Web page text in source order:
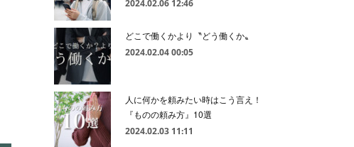
2024.02.06 12:46
どこで働くかより〝どう働くか〟
2024.02.04 00:05
人に何かを頼みたい時はこう言え！
『ものの頼み方』10選
2024.02.03 11:11